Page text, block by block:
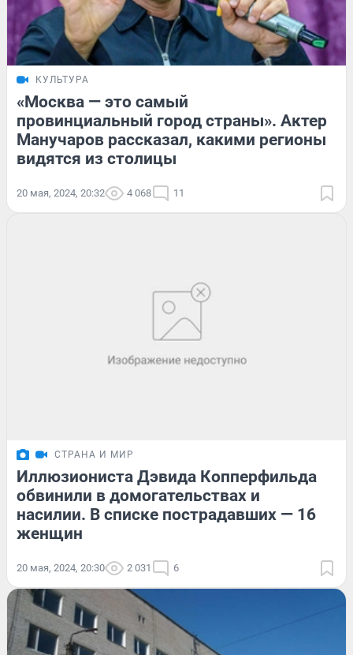
КУЛЬТУРА
«Москва — это самый
провинциальный город страны». Актер
Манучаров рассказал, какими регионы
видятся из столицы
20 мая, 2024, 20:32 4 068 11
СТРАНА И МИР
Иллюзиониста Дэвида Копперфильда
обвинили в домогательствах и
насилии. В списке пострадавших — 16
женщин
20 мая, 2024, 20:30 2 031 6